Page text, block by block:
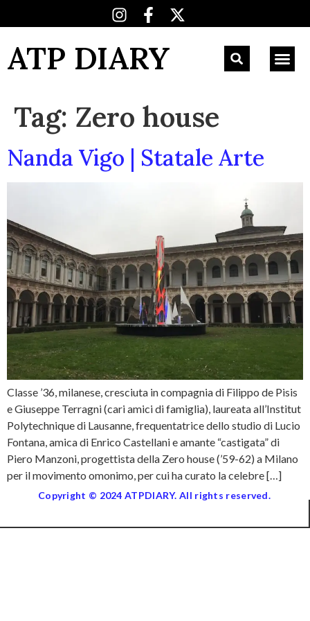
ATP DIARY
Tag: Zero house
Nanda Vigo | Statale Arte
Classe ’36, milanese, cresciuta in compagnia di Filippo de Pisis
e Giuseppe Terragni (cari amici di famiglia), laureata all’Institut
Polytechnique di Lausanne, frequentatrice dello studio di Lucio
Fontana, amica di Enrico Castellani e amante “castigata” di
Piero Manzoni, progettista della Zero house (’59-62) a Milano
per il movimento omonimo, per cui ha curato la celebre […]
Copyright © 2024 ATPDIARY. All rights reserved.